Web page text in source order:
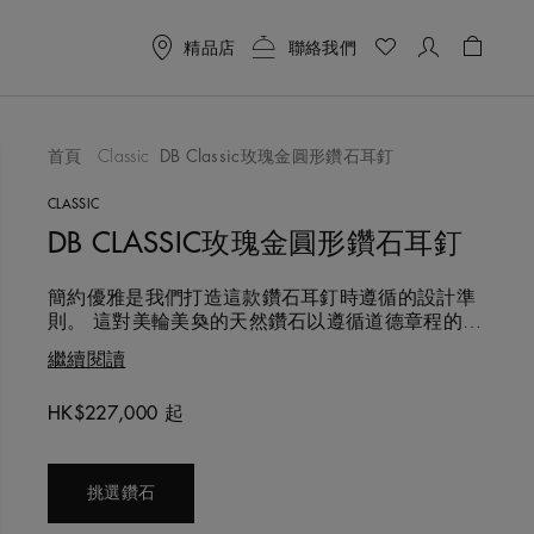
精品店 聯絡我們
愛清單
首頁 Classic DB Classic玫瑰金圓形鑽石耳釘
CLASSIC
DB CLASSIC玫瑰金圓形鑽石耳釘
簡約優雅是我們打造這款鑽石耳釘時遵循的設計準
則。 這對美輪美奐的天然鑽石以遵循道德章程的方
的專業經驗逐一精心甄選，並手工鑲嵌、細心配
典的圓形明亮式切割，以整齊的四爪鑲嵌於18K玫
繼續閱讀
Original price
HK$227,000 起
挑選鑽石